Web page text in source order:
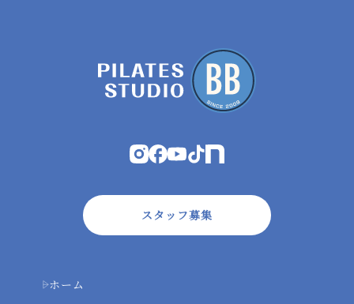
スタッフ募集
ホーム